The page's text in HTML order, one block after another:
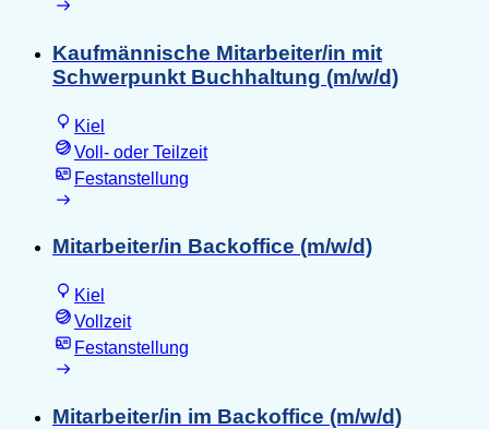
Kaufmännische Mitarbeiter/in mit
Schwerpunkt Buchhaltung (m/w/d)
Kiel
Voll- oder Teilzeit
Festanstellung
Mitarbeiter/in Backoffice (m/w/d)
Kiel
Vollzeit
Festanstellung
Mitarbeiter/in im Backoffice (m/w/d)